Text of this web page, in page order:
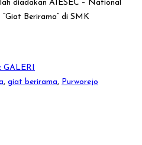
diadakan AIESEC – National
Berirama” di SMK
GALERI
, giat berirama, Purworejo